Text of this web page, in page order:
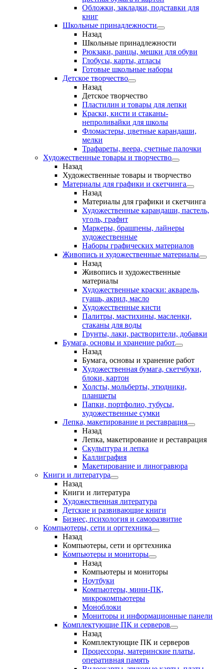
Обложки, закладки, подставки для
книг
Школьные принадлежности
Назад
Школьные принадлежности
Рюкзаки, ранцы, мешки для обуви
Глобусы, карты, атласы
Готовые школьные наборы
Детское творчество
Назад
Детское творчество
Пластилин и товары для лепки
Краски, кисти и стаканы-
непроливайки для школы
Фломастеры, цветные карандаши,
мелки
Трафареты, веера, счетные палочки
Художественные товары и творчество
Назад
Художественные товары и творчество
Материалы для графики и скетчинга
Назад
Материалы для графики и скетчинга
Художественные карандаши, пастель,
уголь, графит
Маркеры, брашпены, лайнеры
художественные
Наборы графических материалов
Живопись и художественные материалы
Назад
Живопись и художественные
материалы
Художественные краски: акварель,
гуашь, акрил, масло
Художественные кисти
Палитры, мастихины, масленки,
стаканы для воды
Грунты, лаки, растворители, добавки
Бумага, основы и хранение работ
Назад
Бумага, основы и хранение работ
Художественная бумага, скетчбуки,
блоки, картон
Холсты, мольберты, этюдники,
планшеты
Папки, портфолио, тубусы,
художественные сумки
Лепка, макетирование и реставрация
Назад
Лепка, макетирование и реставрация
Скульптура и лепка
Каллиграфия
Макетирование и линогравюра
Книги и литература
Назад
Книги и литература
Художественная литература
Детские и развивающие книги
Бизнес, психология и саморазвитие
Компьютеры, сети и оргтехника
Назад
Компьютеры, сети и оргтехника
Компьютеры и мониторы
Назад
Компьютеры и мониторы
Ноутбуки
Компьютеры, мини-ПК,
микрокомпьютеры
Моноблоки
Мониторы и информационные панели
Комплектующие ПК и серверов
Назад
Комплектующие ПК и серверов
Процессоры, материнские платы,
оперативная память